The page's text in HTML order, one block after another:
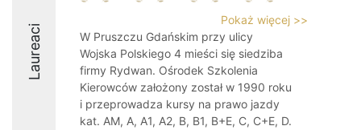
Laureaci
Pokaż więcej >>
W Pruszczu Gdańskim przy ulicy
Wojska Polskiego 4 mieści się siedziba
firmy Rydwan. Ośrodek Szkolenia
Kierowców założony został w 1990 roku
i przeprowadza kursy na prawo jazdy
kat. AM, A, A1, A2, B, B1, B+E, C, C+E, D.